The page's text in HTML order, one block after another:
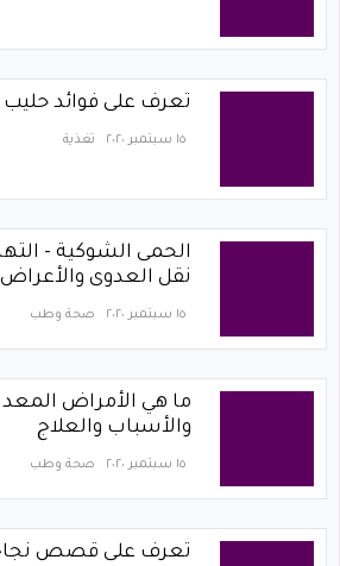
تعرف على فوائد
١٥ سبتمبر ٢٠٢٠ تغذية
الحمى الشوكية -
نقل العدوى والأعراض
١٥ سبتمبر ٢٠٢٠ صحة وطب
ما هي الأمراض
والأسباب والعلاج
١٥ سبتمبر ٢٠٢٠ صحة وطب
تعرف على قصص نجاح